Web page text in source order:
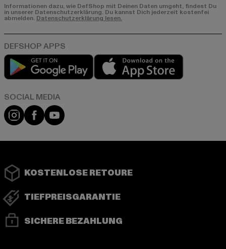
Informationen dazu, wie DefShop mit Deinen Daten umgeht, findest Du
in unserer Datenschutzerklärung. Du kannst Dich jederzeit kostenfei
abmelden. Datenschutzerklärung lesen.
Play market
Instagram
FacebookYouTube
KOSTENLOSE RETOURE
TIEFPREISGARANTIE
SICHERE BEZAHLUNG